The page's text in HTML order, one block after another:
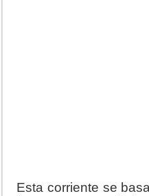
Esta corriente se